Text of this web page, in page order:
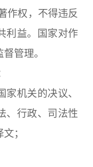
权，不得违反
利益。国家对作
管理。
机关的决议、
、行政、司法性
；